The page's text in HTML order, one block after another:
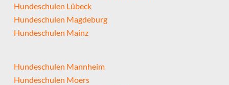
Hundeschulen Lübeck
Hundeschulen Magdeburg
Hundeschulen Mainz
Hundeschulen Mannheim
Hundeschulen Moers